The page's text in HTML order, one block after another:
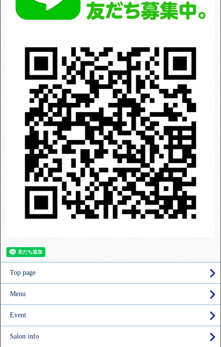
Top page
Menu
Event
Salon info